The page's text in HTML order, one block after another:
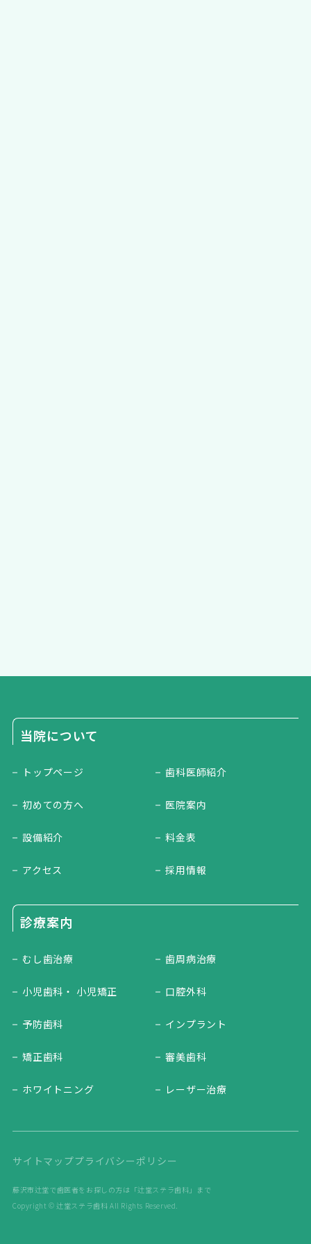
当院について
トップページ 歯科医師紹介
初めての方へ 医院案内
設備紹介 料金表
アクセス 採用情報
診療案内
むし歯治療 歯周病治療
小児歯科・ 小児矯正 口腔外科
予防歯科 インプラント
矯正歯科 審美歯科
ホワイトニング レーザー治療
サイトマッププライバシーポリシー
藤沢市辻堂で歯医者をお探しの方は「辻堂ステラ歯科」まで
Copyright © 辻堂ステラ歯科 All Rights Reserved.